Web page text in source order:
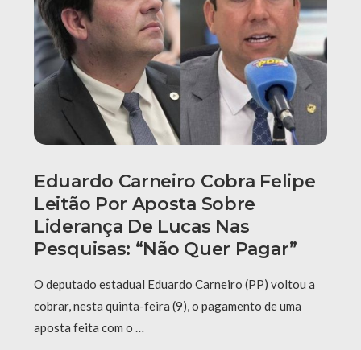
Eduardo Carneiro Cobra Felipe
Leitão Por Aposta Sobre
Liderança De Lucas Nas
Pesquisas: “Não Quer Pagar”
O deputado estadual Eduardo Carneiro (PP) voltou a
cobrar, nesta quinta-feira (9), o pagamento de uma
aposta feita com o …